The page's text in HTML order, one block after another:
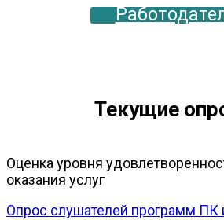
Текущие
Оценка уровня
оказания услуг
Опрос слушателей программ ПК